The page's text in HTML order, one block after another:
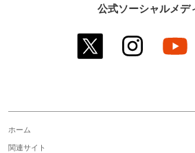
公式ソーシャルメデ
twitter instagram
ホーム
関連サイト